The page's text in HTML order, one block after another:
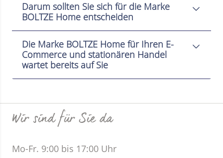
Darum sollten Sie sich für die Marke
BOLTZE Home entscheiden
Die Marke BOLTZE Home für Ihren E-
Commerce und stationären Handel
wartet bereits auf Sie
Wir sind für Sie da
Mo-Fr. 9:00 bis 17:00 Uhr